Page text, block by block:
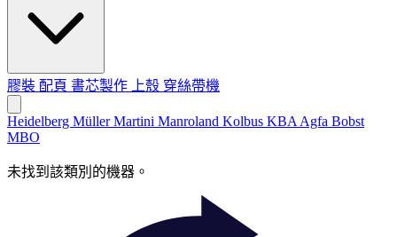
膠裝 配頁 書芯製作 上殼 穿絲帶機
Heidelberg Müller Martini Manroland Kolbus KBA Agfa Bobst
MBO
未找到該類別的機器。